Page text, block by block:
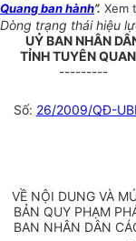
Quang ban hành”. Xem
Dòng trạng thái hiệu
UỶ BAN NHÂN
TỈNH TUYÊN
---------
Số: 26/2009/QĐ-
VỀ NỘI DUNG VÀ
BẢN QUY PHẠM
BAN NHÂN DÂN